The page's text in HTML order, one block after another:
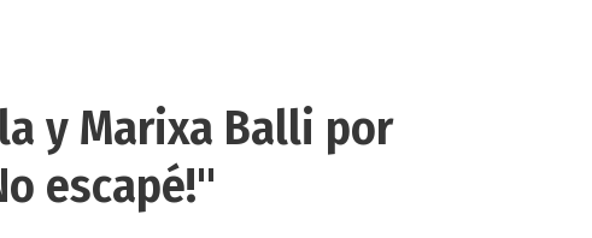
y Marixa Balli por
escapé!"